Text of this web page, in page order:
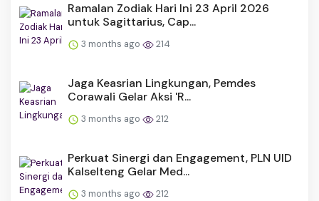
Ramalan Zodiak Hari Ini 23 April 2026
untuk Sagittarius, Cap...
3 months ago 214
Jaga Keasrian Lingkungan, Pemdes
Corawali Gelar Aksi 'R...
3 months ago 212
Perkuat Sinergi dan Engagement, PLN UID
Kalselteng Gelar Med...
3 months ago 212